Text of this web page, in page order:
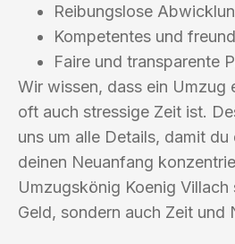
Reibungslose
Kompetentes und
Faire und transparente
Wir wissen, dass ein Umzug
oft auch stressige Zeit ist.
uns um alle Details, damit
deinen Neuanfang
Umzugskönig Koenig
Geld, sondern auch Zeit und